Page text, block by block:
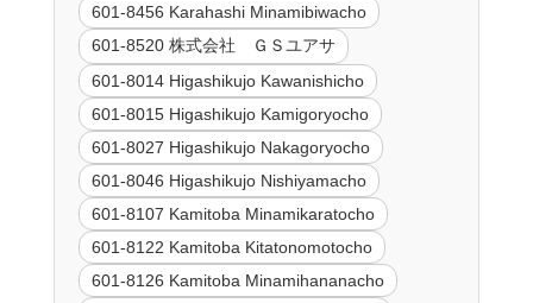
601-8456 Karahashi Minamibiwacho
601-8520 株式会社 ＧＳユアサ
601-8014 Higashikujo Kawanishicho
601-8015 Higashikujo Kamigoryocho
601-8027 Higashikujo Nakagoryocho
601-8046 Higashikujo Nishiyamacho
601-8107 Kamitoba Minamikaratocho
601-8122 Kamitoba Kitatonomotocho
601-8126 Kamitoba Minamihananacho